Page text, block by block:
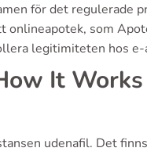
för det regulerade
som
legitimiteten hos
It Works
udenafil. Det